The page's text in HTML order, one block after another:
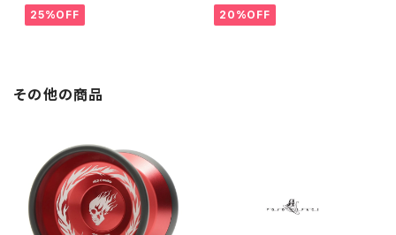
25%OFF 20%OFF
その他の商品